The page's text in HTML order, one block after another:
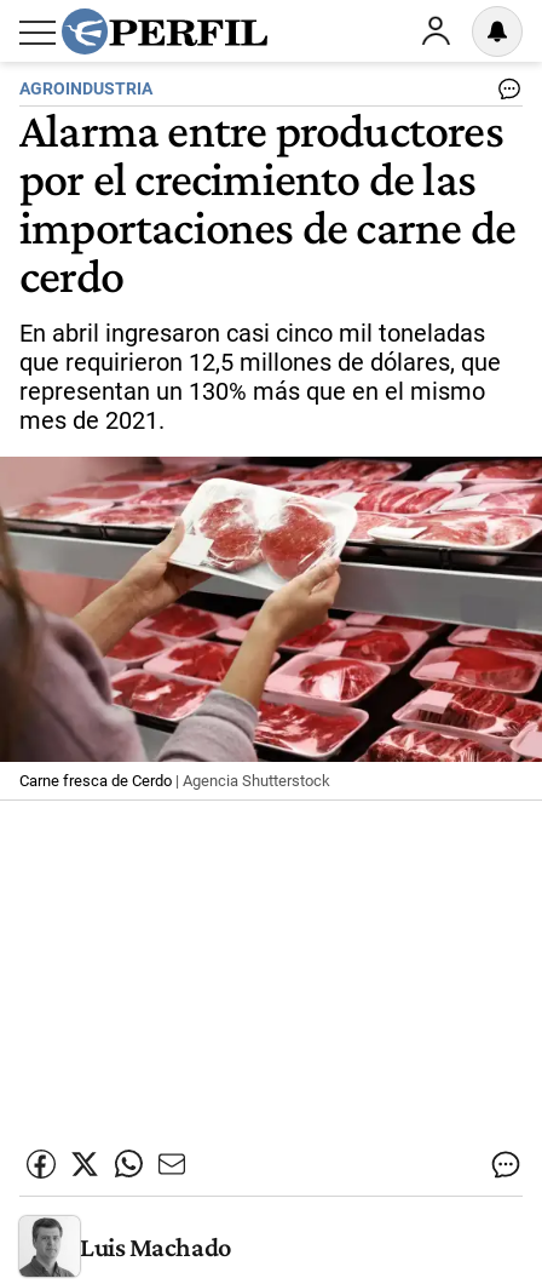
AGROINDUSTRIA
Alarma entre productores
por el crecimiento de las
importaciones de carne de
cerdo
En abril ingresaron casi cinco mil toneladas
que requirieron 12,5 millones de dólares, que
representan un 130% más que en el mismo
mes de 2021.
Carne fresca de Cerdo | Agencia Shutterstock
Luis Machado